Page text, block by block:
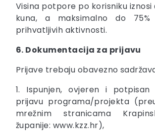
Visina potpore po korisniku iznosi
kuna, a maksimalno do
prihvatljivih aktivnosti.
6. Dokumentacija za prijavu
Prijave trebaju obavezno
1. Ispunjen, ovjeren i
prijavu programa/projekta
mrežnim stranicama
županije: www.kzz.hr),